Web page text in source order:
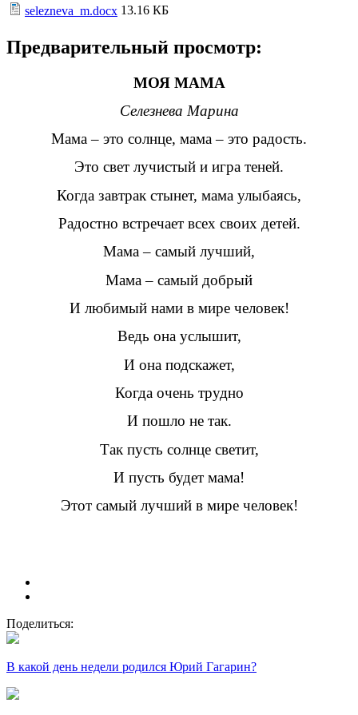
selezneva_m.docx 13.16 КБ
Предварительный просмотр:
МОЯ МАМА
Селезнева Марина
Мама – это солнце, мама – это радость.
Это свет лучистый и игра теней.
Когда завтрак стынет, мама улыбаясь,
Радостно встречает всех своих детей.
Мама – самый лучший,
Мама – самый добрый
И любимый нами в мире человек!
Ведь она услышит,
И она подскажет,
Когда очень трудно
И пошло не так.
Так пусть солнце светит,
И пусть будет мама!
Этот самый лучший в мире человек!
Поделиться:
В какой день недели родился Юрий Гагарин?